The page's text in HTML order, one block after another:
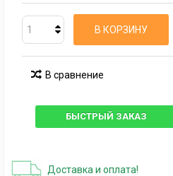
В КОРЗИНУ
В сравнение
БЫСТРЫЙ ЗАКАЗ
Доставка и оплата!